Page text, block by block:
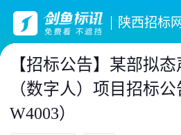
陕西招标网
【招标公告】某部拟
（数字人）项目招标
W4003）